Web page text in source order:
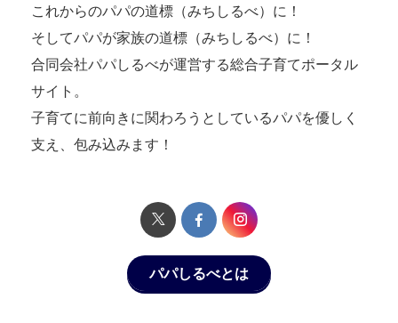
これからのパパの道標（みちしるべ）に！
そしてパパが家族の道標（みちしるべ）に！
合同会社パパしるべが運営する総合子育てポータル
サイト。
子育てに前向きに関わろうとしているパパを優しく
支え、包み込みます！
パパしるべとは